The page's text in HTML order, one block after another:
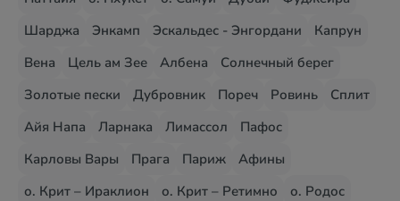
Шарджа
Энкамп Эскальдес - Энгордани
Капрун
Вена
Цель ам Зее Албена
Солнечный берег
Золотые пески
Дубровник Пореч Ровинь
Сплит
Айя Напа
Ларнака Лимассол
Пафос
Карловы Вары
Прага Париж
Афины
о. Крит – Ираклион
о. Крит – Ретимно
о. Родос